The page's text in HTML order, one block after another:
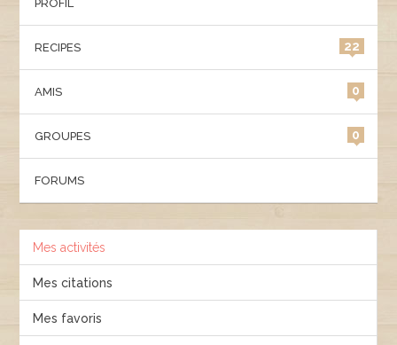
PROFIL
RECIPES 22
AMIS 0
GROUPES 0
FORUMS
Mes activités
Mes citations
Mes favoris